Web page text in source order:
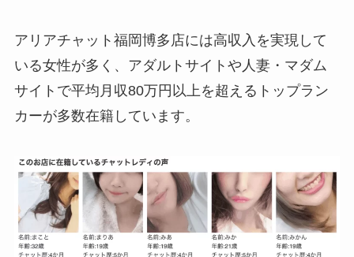
アリアチャット福岡博多店には高収入を実現して
いる女性が多く、アダルトサイトや人妻・マダム
サイトで平均月収80万円以上を超えるトップラン
カーが多数在籍しています。